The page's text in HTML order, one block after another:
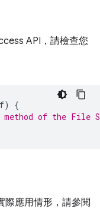
API，請檢查您
)
{
of the File
際應用情形，請參閱